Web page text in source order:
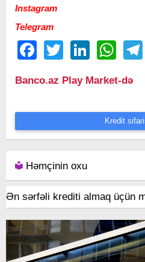
Instagram
Telegram
FacebookTwitter LinkedIn
Banco.az Play Market-də
Kredit
Həmçinin oxu
Ən sərfəli krediti almaq üçün